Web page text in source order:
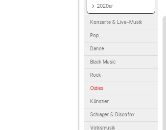
2020er
Konzerte & Live-Musik
Pop
Dance
Black Music
Rock
Oldies
Künstler
Schlager & Discofox
Volksmusik